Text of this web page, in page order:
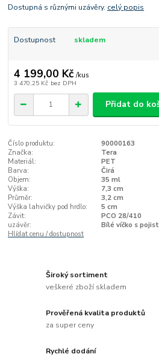
Dostupná s různými uzávěry. celý popis
Dostupnost skladem
4 199,00 Kč /kus
3 470,25 Kč bez DPH
Přidat do
Číslo produktu:
90000163
Značka:
Tera
Materiál:
PET
Barva:
Čirá
Objem:
35 ml
Výška:
7,3 cm
Průměr:
3,2 cm
Výška lahvičky pod hrdlo:
5 cm
Závit:
PCO 28/410
uzávěr:
Bílé víčko s
Hlídat cenu / dostupnost
Široký sortiment
veškeré zboží skladem
Prověřená kvalita produktů
za super ceny
Rychlé dodání